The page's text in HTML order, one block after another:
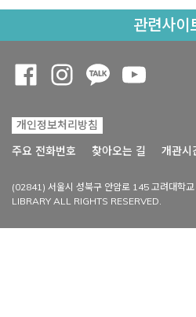
관련사이
개인정보처리방침
주요 전화번호
찾아오는 길 개관시
(02841) 서울시 성북구 안암로 145 고려대학
LIBRARY ALL RIGHTS RESERVED.
Opens a new window
Opens a new window
Opens a new